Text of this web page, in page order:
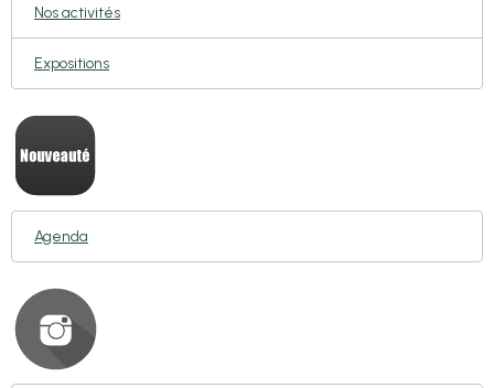
Nos activités
Expositions
Agenda